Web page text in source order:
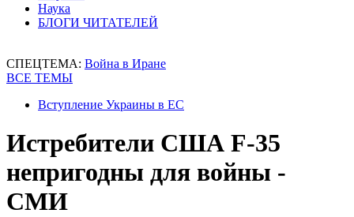
Наука
БЛОГИ ЧИТАТЕЛЕЙ
СПЕЦТЕМА: Война в Иране
ВСЕ ТЕМЫ
Вступление Украины в ЕС
Истребители США F-35
непригодны для войны -
СМИ